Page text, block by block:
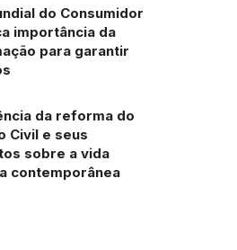
do Consumidor
importância da
para garantir
da reforma do
Civil e seus
sobre a vida
contemporânea